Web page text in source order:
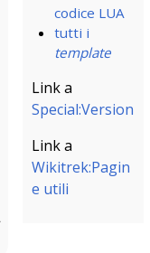
codice LUA
tutti i
template
Link a
Special:Version
Link a
Wikitrek:Pagin
e utili